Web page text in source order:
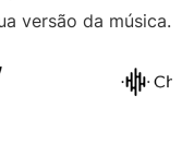
versão da música.